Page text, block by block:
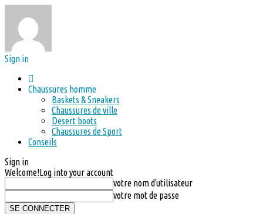
Sign in
Chaussures homme
Baskets & Sneakers
Chaussures de ville
Desert boots
Chaussures de Sport
Conseils
Sign in
Welcome!Log into your account
votre nom d'utilisateur
votre mot de passe